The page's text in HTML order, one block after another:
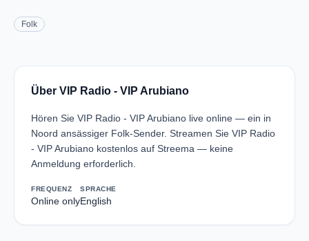
Folk
Über VIP Radio - VIP Arubiano
Hören Sie VIP Radio - VIP Arubiano live online — ein in
Noord ansässiger Folk-Sender. Streamen Sie VIP Radio
- VIP Arubiano kostenlos auf Streema — keine
Anmeldung erforderlich.
FREQUENZ
Online only
SPRACHE
English